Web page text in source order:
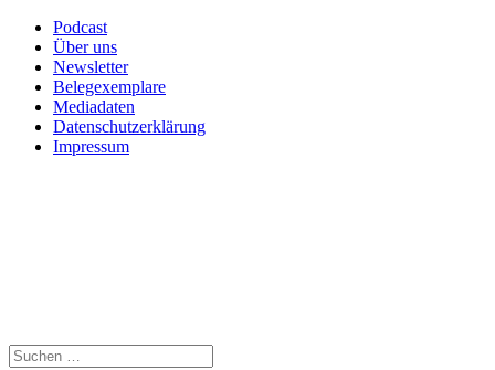
Podcast
Über uns
Newsletter
Belegexemplare
Mediadaten
Datenschutzerklärung
Impressum